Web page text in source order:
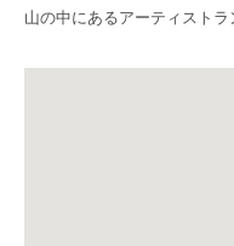
山の中にあるアーティスト